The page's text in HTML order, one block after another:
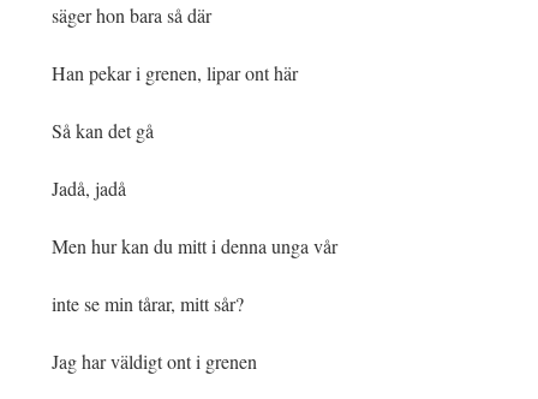
säger hon bara så där
Han pekar i grenen, lipar ont här
Så kan det gå
Jadå, jadå
Men hur kan du mitt i denna unga vår
inte se min tårar, mitt sår?
Jag har väldigt ont i grenen